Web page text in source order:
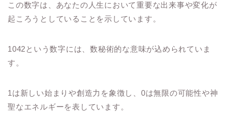
この数字は、あなたの人生において重要な出来事や変化が
起ころうとしていることを示しています。
1042という数字には、数秘術的な意味が込められていま
す。
1は新しい始まりや創造力を象徴し、0は無限の可能性や神
聖なエネルギーを表しています。